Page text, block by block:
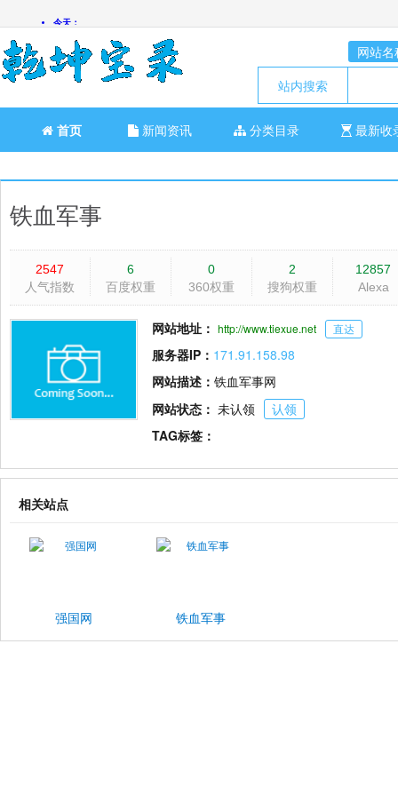
网站名
站内搜索
首页 新闻资讯 分类目录 最新收
铁血军事
2547
人气指数
6
百度权重
0
360权重
2
搜狗权重
12857
Alexa
网站地址： http://www.tiexue.net 直达
服务器IP： 171.91.158.98
网站描述： 铁血军事网
网站状态： 未认领
认领
TAG标签：
相关站点
强国网 铁血军事